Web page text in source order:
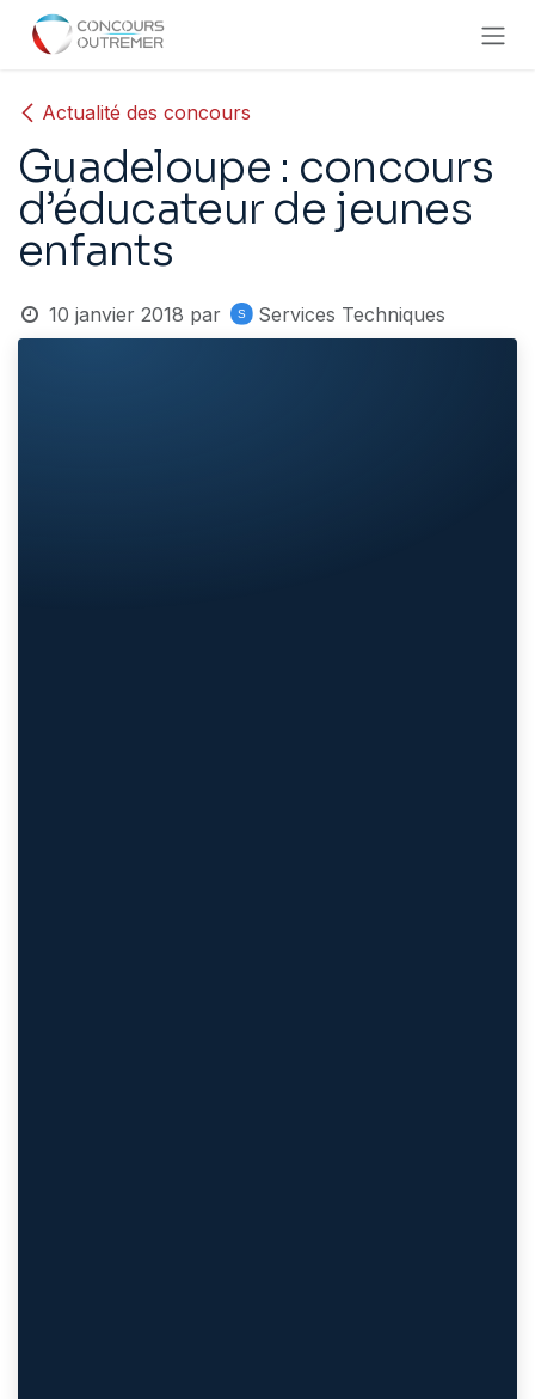
Se rendre au contenu
Actualité des concours
Guadeloupe : concours
d’éducateur de jeunes
enfants
10 janvier 2018 par Services Techniques